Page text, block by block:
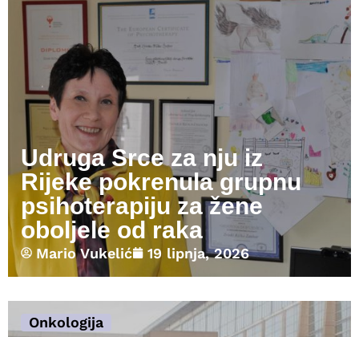
Udruga Srce za nju iz
Rijeke pokrenula grupnu
psihoterapiju za žene
oboljele od raka
Mario Vukelić 19 lipnja, 2026
Onkologija